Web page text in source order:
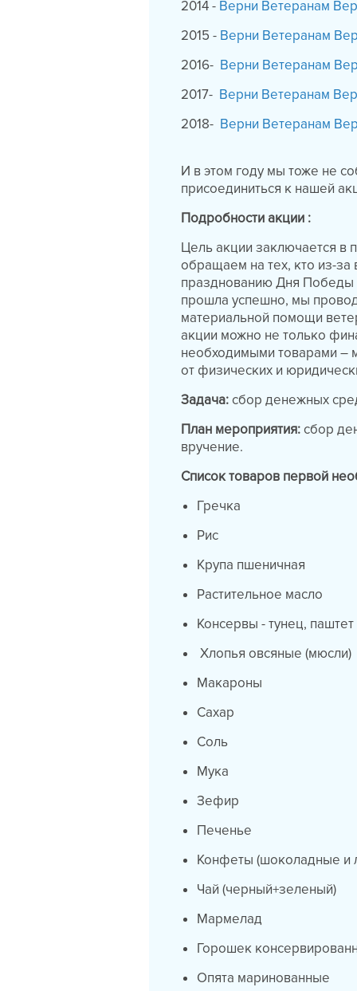
2014 - Верни Ветеранам
2015 - Верни Ветеранам
2016- Верни Ветеранам
2017- Верни Ветеранам
2018- Верни Ветеранам
И в этом году мы тоже не
присоединиться к нашей
Подробности акции :
Цель акции заключается в
обращаем на тех, кто из-за
празднованию Дня Победы
прошла успешно, мы
материальной помощи
акции можно не только
необходимыми товарами
от физических и
Задача:сбор денежных
План мероприятия:сбор
вручение.
Список товаров первой
Гречка
Рис
Крупа пшеничная
Растительное масло
Консервы - тунец, паштет
Хлопья овсяные (мюсли)
Макароны
Сахар
Соль
Мука
Зефир
Печенье
Конфеты (шоколадные и
Чай (черный+зеленый)
Мармелад
Горошек
Опята маринованные